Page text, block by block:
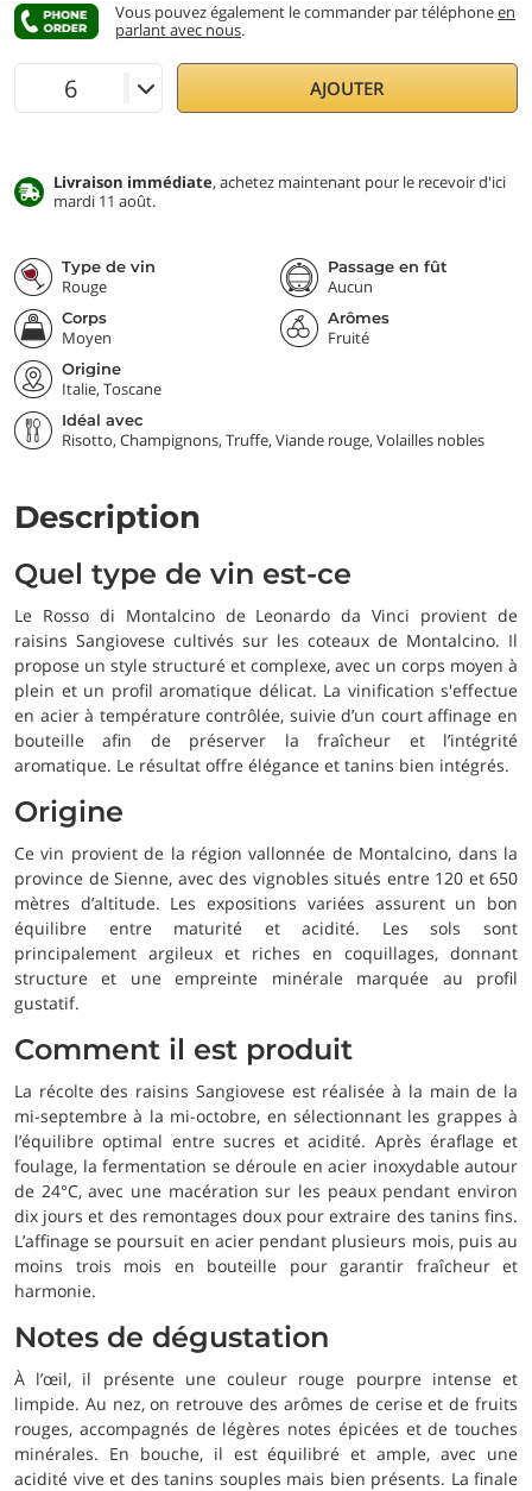
Vous pouvez également le commander par téléphoneen
parlant avec nous.
AJOUTER
Livraison immédiate, achetez maintenant pour le recevoir d'ici
mardi 11 août.
Type de vin
Rouge
Passage en fût
Aucun
Corps
Moyen
Arômes
Fruité
Origine
Italie, Toscane
Idéal avec
Risotto, Champignons, Truffe, Viande rouge, Volailles nobles
Description
Quel type de vin est-ce
Le Rosso di Montalcino de Leonardo da Vinci provient de
raisins Sangiovese cultivés sur les coteaux de Montalcino. Il
propose un style structuré et complexe, avec un corps moyen à
plein et un profil aromatique délicat. La vinification s'effectue
en acier à température contrôlée, suivie d’un court affinage en
bouteille afin de préserver la fraîcheur et l’intégrité
aromatique. Le résultat offre élégance et tanins bien intégrés.
Origine
Ce vin provient de la région vallonnée de Montalcino, dans la
province de Sienne, avec des vignobles situés entre 120 et 650
mètres d’altitude. Les expositions variées assurent un bon
équilibre entre maturité et acidité. Les sols sont
principalement argileux et riches en coquillages, donnant
structure et une empreinte minérale marquée au profil
gustatif.
Comment il est produit
La récolte des raisins Sangiovese est réalisée à la main de la
mi-septembre à la mi-octobre, en sélectionnant les grappes à
l’équilibre optimal entre sucres et acidité. Après éraflage et
foulage, la fermentation se déroule en acier inoxydable autour
de 24°C, avec une macération sur les peaux pendant environ
dix jours et des remontages doux pour extraire des tanins fins.
L’affinage se poursuit en acier pendant plusieurs mois, puis au
moins trois mois en bouteille pour garantir fraîcheur et
harmonie.
Notes de dégustation
À l’œil, il présente une couleur rouge pourpre intense et
limpide. Au nez, on retrouve des arômes de cerise et de fruits
rouges, accompagnés de légères notes épicées et de touches
minérales. En bouche, il est équilibré et ample, avec une
acidité vive et des tanins souples mais bien présents. La finale